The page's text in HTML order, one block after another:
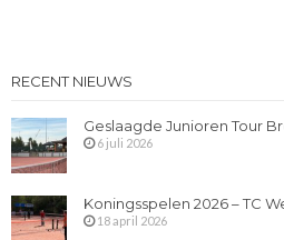
RECENT NIEUWS
Geslaagde Junioren Tour
6 juli 2026
Koningsspelen 2026 – TC
18 april 2026